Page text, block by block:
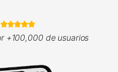
+100,000 de usuarios